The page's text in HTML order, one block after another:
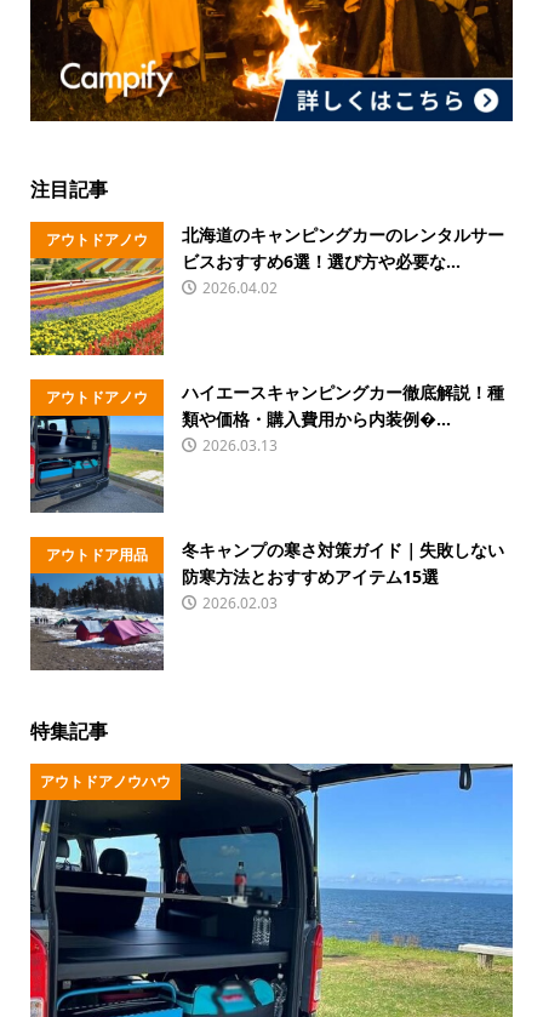
注目記事
アウトドアノウ
ハウ
北海道のキャンピングカーのレンタルサー
ビスおすすめ6選！選び方や必要な...
2026.04.02
アウトドアノウ
ハウ
ハイエースキャンピングカー徹底解説！種
類や価格・購入費用から内装例�...
2026.03.13
アウトドア用品
冬キャンプの寒さ対策ガイド｜失敗しない
防寒方法とおすすめアイテム15選
2026.02.03
特集記事
アウトドアノウハウ